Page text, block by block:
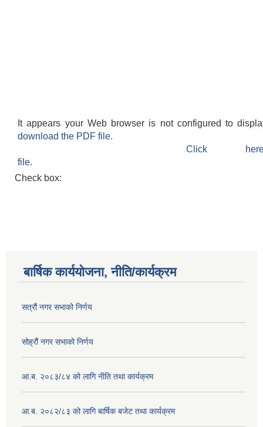
It appears your Web browser is not configured to
download the PDF file.
Click
file.
Check box:
बार्षिक कार्ययोजना, नीति/कार्यक्रम
सत्रौं नगर सभाको निर्णय
सोह्रौं नगर सभाको निर्णय
आ.ब. २०८३/८४ को लागि नीति तथा कार्यक्रम
आ.ब. २०८२/८३ को लागि बार्षिक बजेट तथा कार्यक्रम